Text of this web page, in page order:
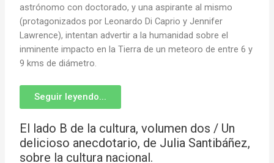
astrónomo con doctorado, y una aspirante al mismo
(protagonizados por Leonardo Di Caprio y Jennifer
Lawrence), intentan advertir a la humanidad sobre el
inminente impacto en la Tierra de un meteoro de entre 6 y
9 kms de diámetro.
Seguir leyendo...
El lado B de la cultura, volumen dos / Un
delicioso anecdotario, de Julia Santibáñez,
sobre la cultura nacional.